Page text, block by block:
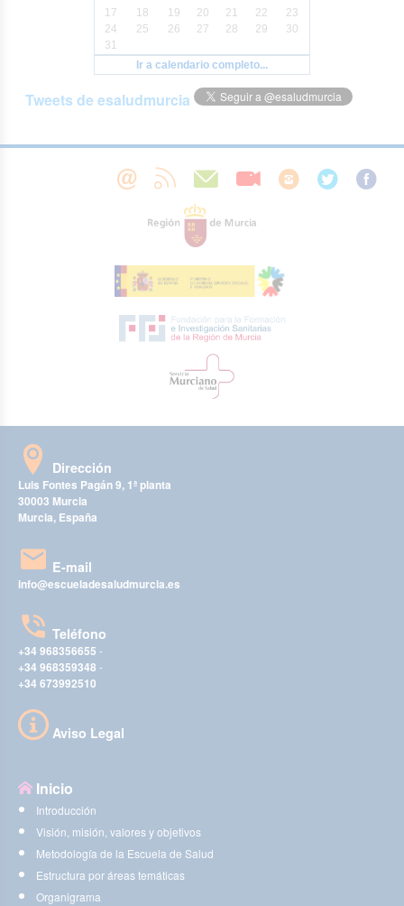
17
18 19 20 21 22
23
24
25 26 27 28 29
30
31
Ir a calendario completo...
Tweets de esaludmurcia
Dirección
Luis Fontes Pagán 9, 1ª planta
30003 Murcia
Murcia, España
E-mail
info@escueladesaludmurcia.es
Teléfono
+34 968356655 -
+34 968359348 -
+34 673992510
Aviso Legal
Inicio
Introducción
Visión, misión, valores y objetivos
Metodología de la Escuela de Salud
Estructura por áreas temáticas
Organigrama